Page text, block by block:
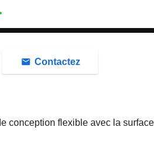
Contactez
conception flexible avec la